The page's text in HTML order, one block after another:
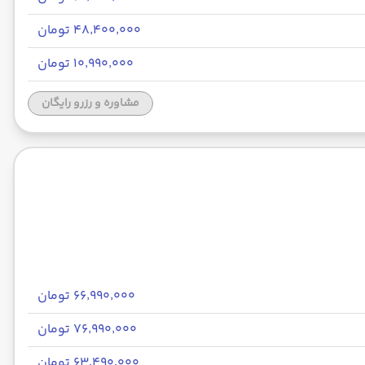
۴۸٬۴۰۰٬۰۰۰ تومان
۱۰٬۹۹۰٬۰۰۰ تومان
مشاوره و رزرو رایگان
۶۶٬۹۹۰٬۰۰۰ تومان
۷۶٬۹۹۰٬۰۰۰ تومان